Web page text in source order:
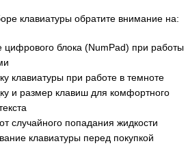
клавиатуры обратите внимание на:
цифрового блока (NumPad) при работы
клавиатуры при работе в темноте
и размер клавиш для комфортного
случайного попадания жидкости
клавиатуры перед покупкой